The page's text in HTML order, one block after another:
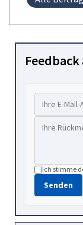
Ich stimme
Senden